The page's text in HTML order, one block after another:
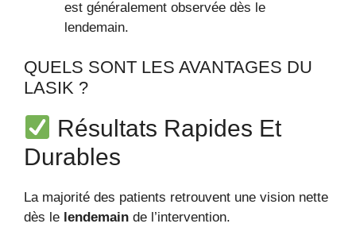
est généralement observée dès le
lendemain.
QUELS SONT LES AVANTAGES DU
LASIK ?
Résultats Rapides Et
Durables
La majorité des patients retrouvent une vision nette
dès le lendemain de l’intervention.